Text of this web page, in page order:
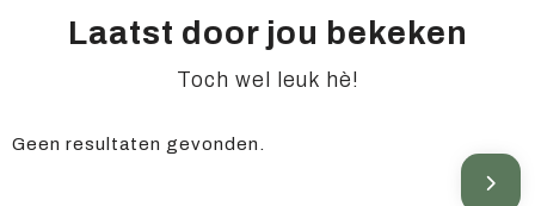
Laatst door jou bekeken
Toch wel leuk hè!
Geen resultaten gevonden.